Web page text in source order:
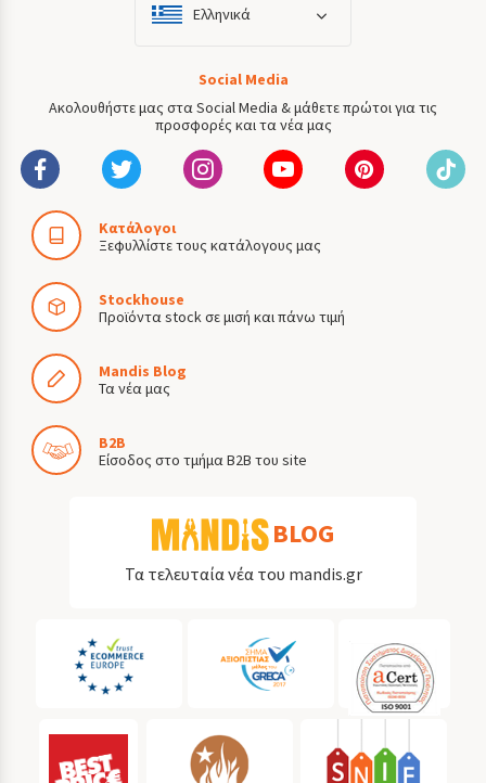
Ελληνικά
Social Media
Ακολουθήστε μας στα Social Media & μάθετε πρώτοι για τις
προσφορές και τα νέα μας
Κατάλογοι
Ξεφυλλίστε τους κατάλογους μας
Stockhouse
Προϊόντα stock σε μισή και πάνω τιμή
Mandis Blog
Τα νέα μας
B2B
Είσοδος στο τμήμα B2B του site
BLOG
Τα τελευταία νέα του mandis.gr